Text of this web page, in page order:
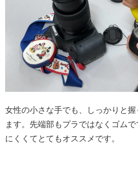
女性の小さな手でも、しっかりと
ます。先端部もプラではなくゴム
にくくてとてもオススメです。